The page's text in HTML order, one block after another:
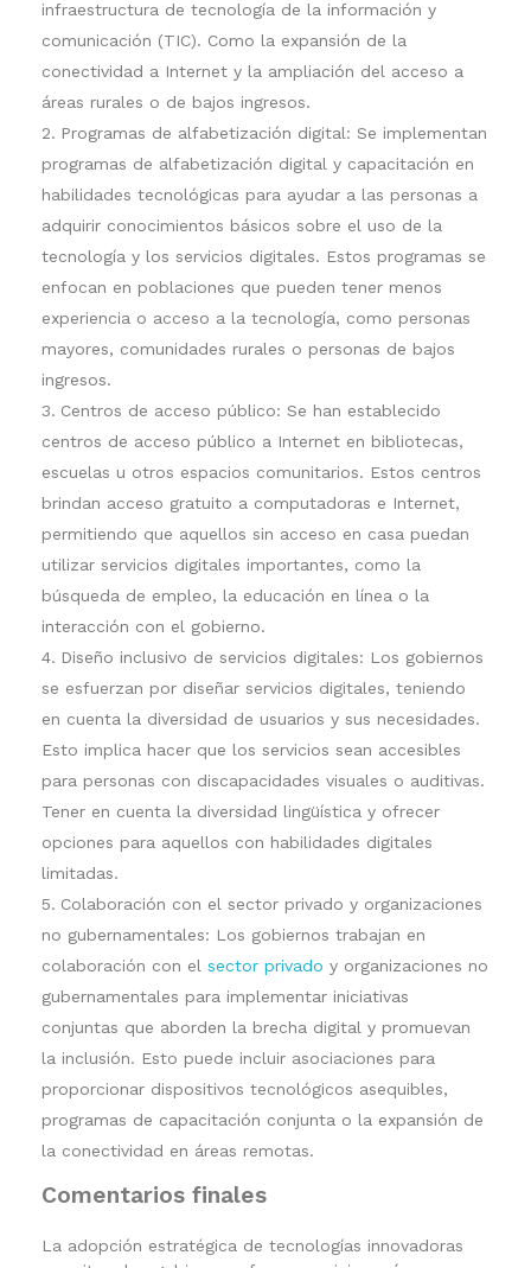
infraestructura de tecnología de la información y
comunicación (TIC). Como la expansión de la
conectividad a Internet y la ampliación del acceso a
áreas rurales o de bajos ingresos.
Programas de alfabetización digital: Se implementan
programas de alfabetización digital y capacitación en
habilidades tecnológicas para ayudar a las personas a
adquirir conocimientos básicos sobre el uso de la
tecnología y los servicios digitales. Estos programas se
enfocan en poblaciones que pueden tener menos
experiencia o acceso a la tecnología, como personas
mayores, comunidades rurales o personas de bajos
ingresos.
Centros de acceso público: Se han establecido
centros de acceso público a Internet en bibliotecas,
escuelas u otros espacios comunitarios. Estos centros
brindan acceso gratuito a computadoras e Internet,
permitiendo que aquellos sin acceso en casa puedan
utilizar servicios digitales importantes, como la
búsqueda de empleo, la educación en línea o la
interacción con el gobierno.
Diseño inclusivo de servicios digitales: Los gobiernos
se esfuerzan por diseñar servicios digitales, teniendo
en cuenta la diversidad de usuarios y sus necesidades.
Esto implica hacer que los servicios sean accesibles
para personas con discapacidades visuales o auditivas.
Tener en cuenta la diversidad lingüística y ofrecer
opciones para aquellos con habilidades digitales
limitadas.
Colaboración con el sector privado y organizaciones
no gubernamentales: Los gobiernos trabajan en
colaboración con el sector privado y organizaciones no
gubernamentales para implementar iniciativas
conjuntas que aborden la brecha digital y promuevan
la inclusión. Esto puede incluir asociaciones para
proporcionar dispositivos tecnológicos asequibles,
programas de capacitación conjunta o la expansión de
la conectividad en áreas remotas.
Comentarios finales
La adopción estratégica de tecnologías innovadoras